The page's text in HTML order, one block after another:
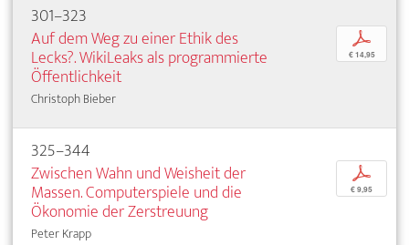
301–323
Auf dem Weg zu einer Ethik des
Lecks?. WikiLeaks als programmierte
Öffentlichkeit
Christoph Bieber
p
€ 14,95
325–344
Zwischen Wahn und Weisheit der
Massen. Computerspiele und die
Ökonomie der Zerstreuung
Peter Krapp
p
€ 9,95